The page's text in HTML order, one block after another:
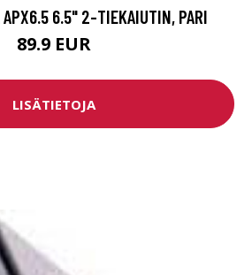
APX6.5 6.5" 2-TIEKAIUTIN, PARI
89.9 EUR
LISÄTIETOJA